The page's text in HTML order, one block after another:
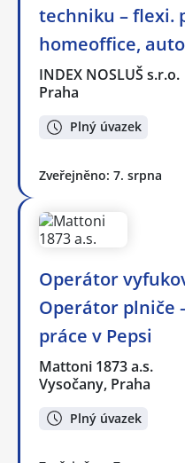
techniku – flexi.
homeoffice,
INDEX NOSLUŠ s.r.o.
Praha
Plný úvazek
Zveřejněno: 7. srpna
Operátor
Operátor plniče
práce v Pepsi
Mattoni 1873 a.s.
Vysočany, Praha
Plný úvazek